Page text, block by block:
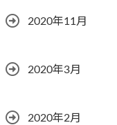
2020年11月
2020年3月
2020年2月